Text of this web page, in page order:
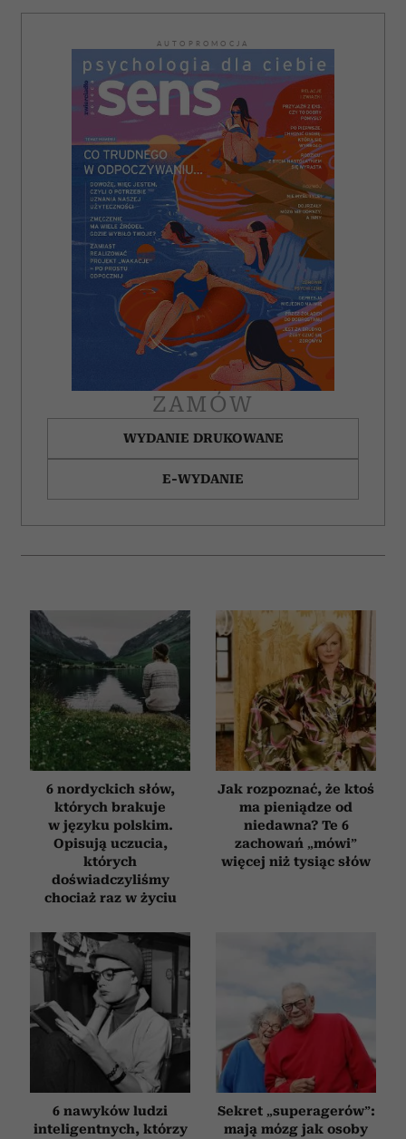
AUTOPROMOCJA
ZAMÓW
WYDANIE DRUKOWANE
E-WYDANIE
6 nordyckich słów,
których brakuje
w języku polskim.
Opisują uczucia,
których
doświadczyliśmy
chociaż raz w życiu
Jak rozpoznać, że ktoś
ma pieniądze od
niedawna? Te 6
zachowań „mówi”
więcej niż tysiąc słów
6 nawyków ludzi
inteligentnych, którzy
Sekret „superagerów”:
mają mózg jak osoby